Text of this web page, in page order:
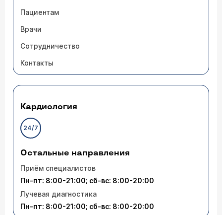
Пациентам
Врачи
Сотрудничество
Контакты
Кардиология
24/7
Остальные направления
Приём специалистов
Пн-пт: 8:00-21:00; сб-вс: 8:00-20:00
Лучевая диагностика
Пн-пт: 8:00-21:00; сб-вс: 8:00-20:00